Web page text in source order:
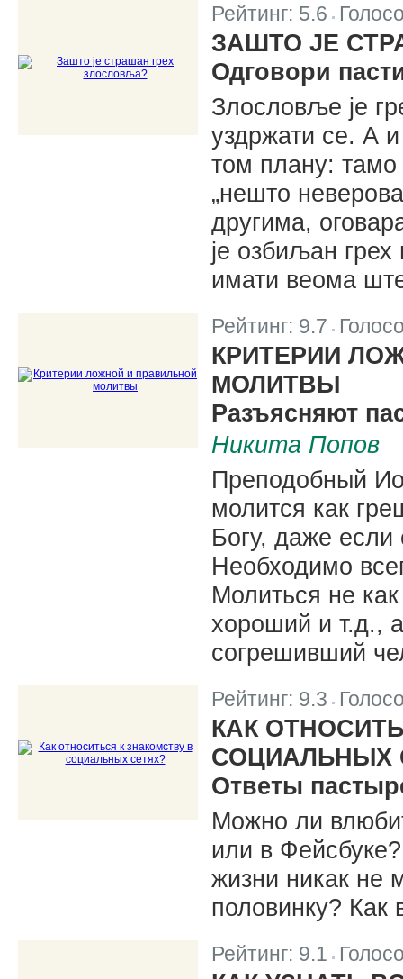
Рейтинг: 5.6 |
ЗАШТО ЈЕ
Одговори
Злословље је
уздржати се. А
том плану: тамо
„нешто
другима,
је озбиљан
имати веома
Рейтинг: 9.7
КРИТЕРИИ
МОЛИТВЫ
Разъясняют
Никита Попов
Преподобный
молится как
Богу, даже
Необходимо
Молиться не
хороший и т.д.,
согрешивший
Рейтинг: 9.3
КАК
СОЦИАЛЬНЫХ
Ответы
Можно ли
или в
жизни никак не
половинку? Как
Рейтинг: 9.1